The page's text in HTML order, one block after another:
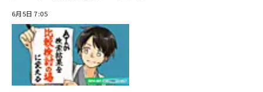
6月5日 7:05